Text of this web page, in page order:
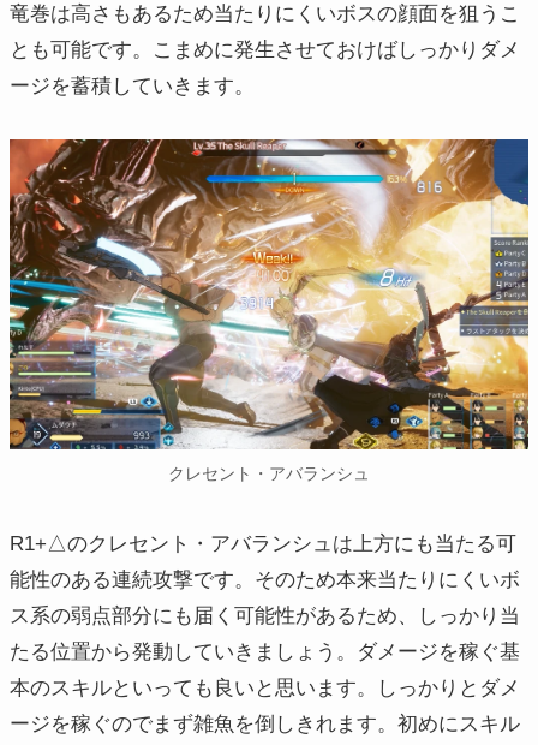
竜巻は高さもあるため当たりにくいボスの顔面を狙うこ
とも可能です。こまめに発生させておけばしっかりダメ
ージを蓄積していきます。
クレセント・アバランシュ
R1+△のクレセント・アバランシュは上方にも当たる可
能性のある連続攻撃です。そのため本来当たりにくいボ
ス系の弱点部分にも届く可能性があるため、しっかり当
たる位置から発動していきましょう。ダメージを稼ぐ基
本のスキルといっても良いと思います。しっかりとダメ
ージを稼ぐのでまず雑魚を倒しきれます。初めにスキル